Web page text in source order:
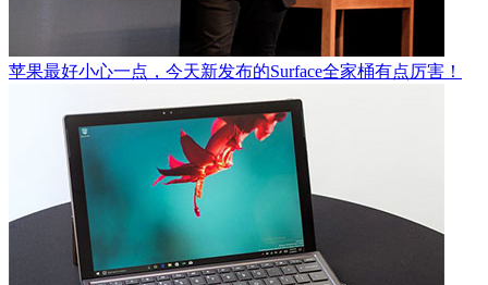
苹果最好小心一点，今天新发布的Surface全家桶有点厉害！